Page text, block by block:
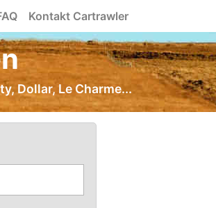
Kontakt Cartrawler
Dollar, Le Charme...